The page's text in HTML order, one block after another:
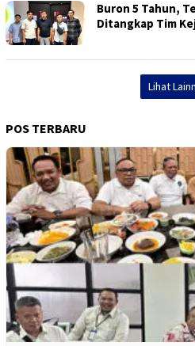
Buron 5 Tahun,
Ditangkap Tim
Lihat
POS TERBARU